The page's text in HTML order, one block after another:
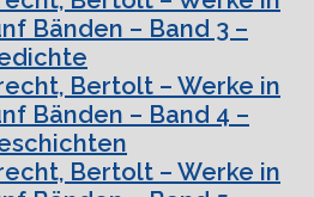
Bänden – Band 3 –
Bertolt – Werke in
Bänden – Band 4 –
Bertolt – Werke in